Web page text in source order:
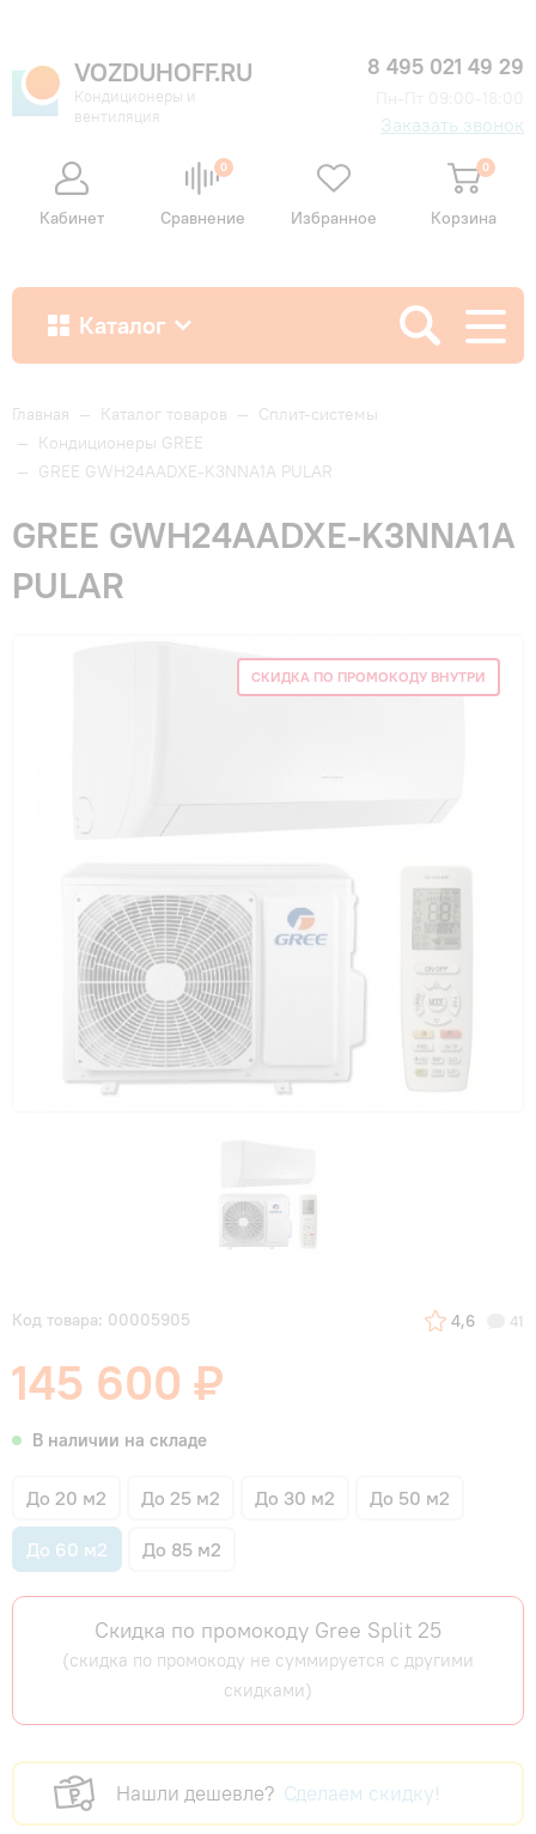
VOZDUHOFF.RU
Кондиционеры и
вентиляция
8 495 021 49 29
Заказать звонок
Кабинет
0
Сравнение Избранное
0
Корзина
Каталог
Как купить
Доставка и оплата
Гарантия и сервис
Главная — Каталог товаров — Сплит-системы
— Кондиционеры GREE
— GREE GWH24AADXE-K3NNA1A PULAR
GREE GWH24AADXE-K3NNA1A
PULAR
СКИДКА ПО ПРОМОКОДУ ВНУТРИ
Код товара: 00005905 4,6 41
145 600 ₽
В наличии на складе
До 20 м2 До 25 м2 До 30 м2 До 50 м2
До 60 м2 До 85 м2
Скидка по промокоду Gree Split 25
(скидка по промокоду не суммируется с другими
скидками)
Нашли дешевле? Сделаем скидку!